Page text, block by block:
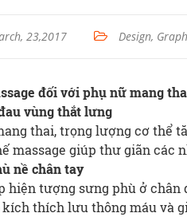
23,2017 Design,
đối với phụ nữ mang
vùng thắt lưng
thai, trọng lượng cơ thể
massage giúp thư giãn các
nề chân tay
hiện tượng sưng phù ở
thích lưu thông máu và